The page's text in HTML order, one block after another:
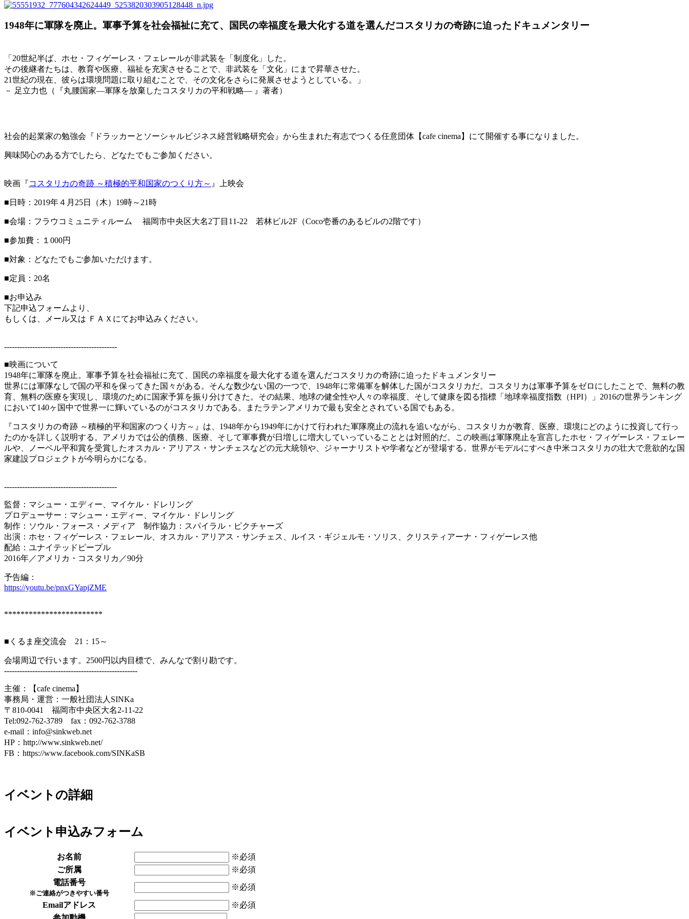
1948年に軍隊を廃止。軍事予算を社会福祉に充て、国民の幸福度を最大化する道を選んだコスタリカの奇跡に迫ったドキュメンタリー
「20世紀半ば、ホセ・フィゲーレス・フェレールが非武装を「制度化」した。
その後継者たちは、教育や医療、福祉を充実させることで、非武装を「文化」にまで昇華させた。
21世紀の現在、彼らは環境問題に取り組むことで、その文化をさらに発展させようとしている。」
－ 足立力也（『丸腰国家―軍隊を放棄したコスタリカの平和戦略― 』著者）
社会的起業家の勉強会『ドラッカーとソーシャルビジネス経営戦略研究会』から生まれた有志でつくる任意団体【cafe cinema】にて開催する事になりました。
興味関心のある方でしたら、どなたでもご参加ください。
映画『コスタリカの奇跡 ～積極的平和国家のつくり方～ 』上映会
■日時：2019年４月25日（木）19時～21時
■会場：フラウコミュニティルーム 福岡市中央区大名2丁目11-22 若林ビル2F（Coco壱番のあるビルの2階です）
■参加費：１000円
■対象：どなたでもご参加いただけます。
■定員：20名
■お申込み
下記申込フォームより、
もしくは、メール又は ＦＡＸにてお申込みください。
--------------------------------------------
■映画について
1948年に軍隊を廃止。軍事予算を社会福祉に充て、国民の幸福度を最大化する道を選んだコスタリカの奇跡に迫ったドキュメンタリー
世界には軍隊なしで国の平和を保ってきた国々がある。そんな数少ない国の一つで、1948年に常備軍を解体した国がコスタリカだ。コスタリカは軍事予算をゼロにしたことで、無料の教
育、無料の医療を実現し、環境のために国家予算を振り分けてきた。その結果、地球の健全性や人々の幸福度、そして健康を図る指標「地球幸福度指数（HPI）」2016の世界ランキング
において140ヶ国中で世界一に輝いているのがコスタリカである。またラテンアメリカで最も安全とされている国でもある。
『コスタリカの奇跡 ～積極的平和国家のつくり方～』は、1948年から1949年にかけて行われた軍隊廃止の流れを追いながら、コスタリカが教育、医療、環境にどのように投資して行っ
たのかを詳しく説明する。アメリカでは公的債務、医療、そして軍事費が日増しに増大していっていることとは対照的だ。この映画は軍隊廃止を宣言したホセ・フィゲーレス・フェレー
ルや、ノーベル平和賞を受賞したオスカル・アリアス・サンチェスなどの元大統領や、ジャーナリストや学者などが登場する。世界がモデルにすべき中米コスタリカの壮大で意欲的な国
家建設プロジェクトが今明らかになる。
--------------------------------------------
監督：マシュー・エディー、マイケル・ドレリング
プロデューサー：マシュー・エディー、マイケル・ドレリング
制作：ソウル・フォース・メディア 制作協力：スパイラル・ピクチャーズ
出演：ホセ・フィゲーレス・フェレール、オスカル・アリアス・サンチェス、ルイス・ギジェルモ・ソリス、クリスティアーナ・フィゲーレス他
配給：ユナイテッドピープル
2016年／アメリカ・コスタリカ／90分
予告編：
https://youtu.be/pnxGYapjZME
************************
■くるま座交流会 21：15～
会場周辺で行います。2500円以内目標で、みんなで割り勘です。
----------------------------------------------------
主催：【cafe cinema】
事務局・運営：一般社団法人SINKa
〒810-0041 福岡市中央区大名2-11-22
Tel:092-762-3789 fax：092-762-3788
e-mail：info@sinkweb.net
HP：http://www.sinkweb.net/
FB：https://www.facebook.com/SINKaSB
イベントの詳細
イベント申込みフォーム
お名前
※必須
ご所属
※必須
電話番号
※ご連絡がつきやすい番号
※必須
Emailアドレス
※必須